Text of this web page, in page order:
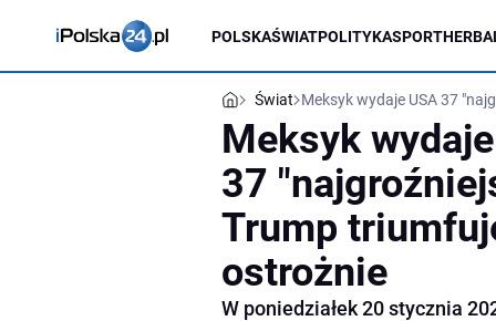
POLSKAŚWIATPOLITYKASPORT
Świat Meksyk wydaje USA 37
Meksyk
37
Trump
ostrożnie
W poniedziałek 20 stycznia